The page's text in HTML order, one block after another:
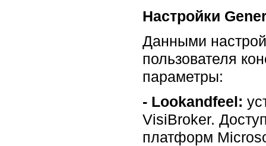
Настройки
Данными
пользователя
параметры:
- Lookandfeel:
VisiBroker.
платформ